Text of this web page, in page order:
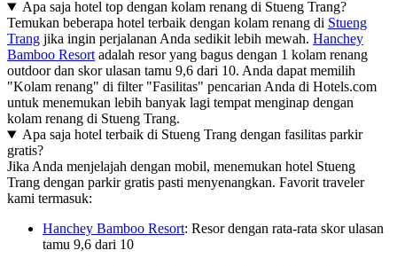
Apa saja hotel top dengan kolam renang di Stueng Trang?
Temukan beberapa hotel terbaik dengan kolam renang di Stueng
Trang jika ingin perjalanan Anda sedikit lebih mewah. Hanchey
Bamboo Resort adalah resor yang bagus dengan 1 kolam renang
outdoor dan skor ulasan tamu 9,6 dari 10. Anda dapat memilih
"Kolam renang" di filter "Fasilitas" pencarian Anda di Hotels.com
untuk menemukan lebih banyak lagi tempat menginap dengan
kolam renang di Stueng Trang.
Apa saja hotel terbaik di Stueng Trang dengan fasilitas parkir
gratis?
Jika Anda menjelajah dengan mobil, menemukan hotel Stueng
Trang dengan parkir gratis pasti menyenangkan. Favorit traveler
kami termasuk:
Hanchey Bamboo Resort: Resor dengan rata-rata skor ulasan
tamu 9,6 dari 10